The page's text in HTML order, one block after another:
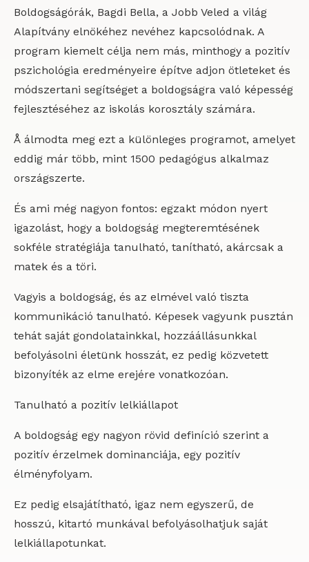
Boldogságórák, Bagdi Bella, a Jobb Veled a világ
Alapítvány elnökéhez nevéhez kapcsolódnak. A
program kiemelt célja nem más, minthogy a pozitív
pszichológia eredményeire építve adjon ötleteket és
módszertani segítséget a boldogságra való képesség
fejlesztéséhez az iskolás korosztály számára.
Å álmodta meg ezt a különleges programot, amelyet
eddig már több, mint 1500 pedagógus alkalmaz
országszerte.
És ami még nagyon fontos: egzakt módon nyert
igazolást, hogy a boldogság megteremtésének
sokféle stratégiája tanulható, tanítható, akárcsak a
matek és a töri.
Vagyis a boldogság, és az elmével való tiszta
kommunikáció tanulható. Képesek vagyunk pusztán
tehát saját gondolatainkkal, hozzáállásunkkal
befolyásolni életünk hosszát, ez pedig közvetett
bizonyíték az elme erejére vonatkozóan.
Tanulható a pozitív lelkiállapot
A boldogság egy nagyon rövid definíció szerint a
pozitív érzelmek dominanciája, egy pozitív
élményfolyam.
Ez pedig elsajátítható, igaz nem egyszerű, de
hosszú, kitartó munkával befolyásolhatjuk saját
lelkiállapotunkat.